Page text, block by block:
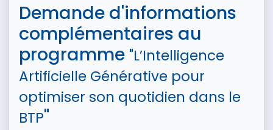
Demande d'informations
complémentaires au
programme "L’Intelligence
Artificielle Générative pour
optimiser son quotidien dans le
BTP"